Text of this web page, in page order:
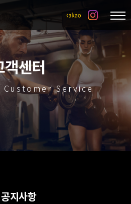
객센터
Customer Service
공지사항